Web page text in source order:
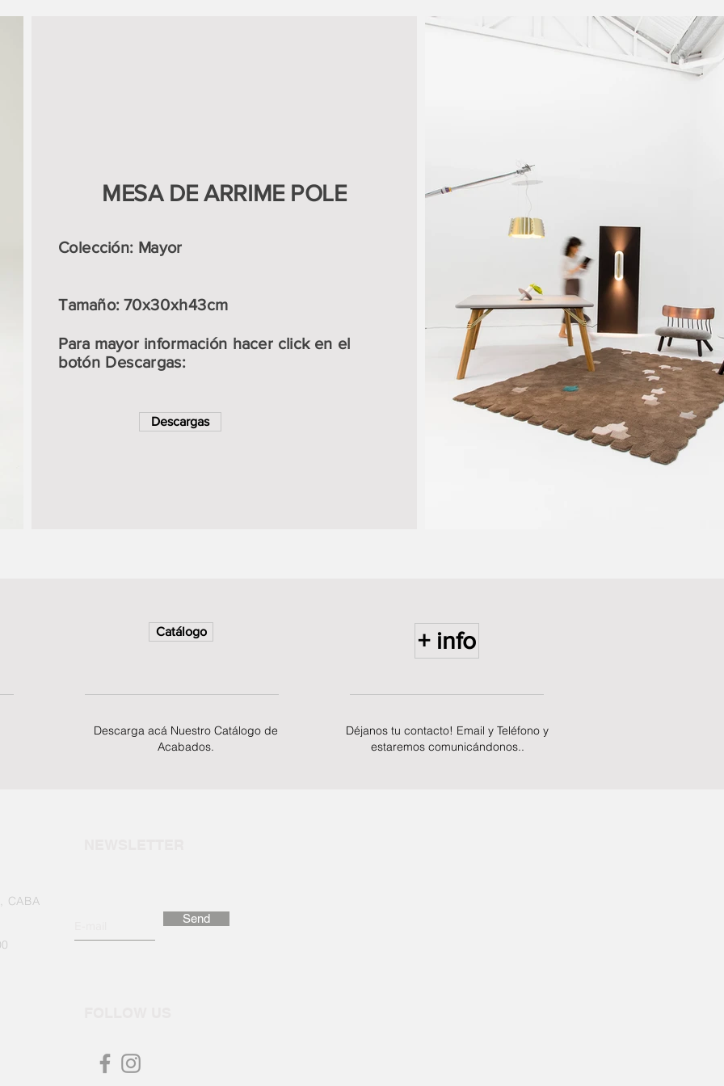
MESA DE ARRIME POLE
Colección: Mayor
Tamaño: 70x30xh43cm
Para mayor información hacer click en el
botón Descargas:
Descargas
Catálogo
Descarga acá Nuestro Catálogo de
Acabados.
+ info
Déjanos tu contacto! Email y Teléfono y
estaremos comunicándonos..
CABA
Send